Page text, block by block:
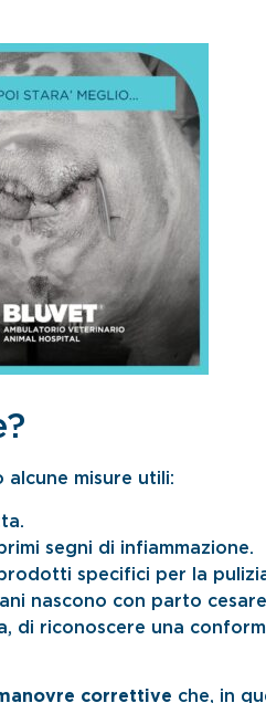
alcune misure utili:
segni di infiammazione.
specifici per la
nascono con parto
di riconoscere una
correttive che, in